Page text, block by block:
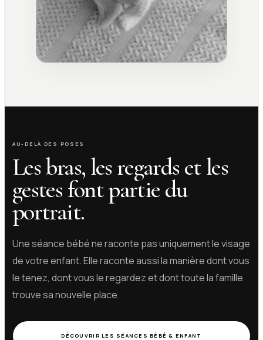
AU-DELÀ DES POSES
Les bras, les regards et les
gestes font partie du
portrait.
Une séance bébé ne raconte pas uniquement le visage
de votre enfant. Elle raconte aussi la manière dont vous
le tenez, dont vous le regardez et dont toute la famille
trouve sa nouvelle place.
DÉCOUVRIR LES SÉANCES BÉBÉ & ENFANT